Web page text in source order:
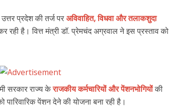
प्रदेश की तर्ज परअविवाहित, विधवा और तलाकशुदा
रही है। वित्त मंत्री डॉ. प्रेमचंद अग्रवाल ने इस प्रस्ताव को
सरकार राज्य केराजकीय कर्मचारियों और पेंशनभोगियोंकी
पारिवारिक पेंशन देने की योजना बना रही है।